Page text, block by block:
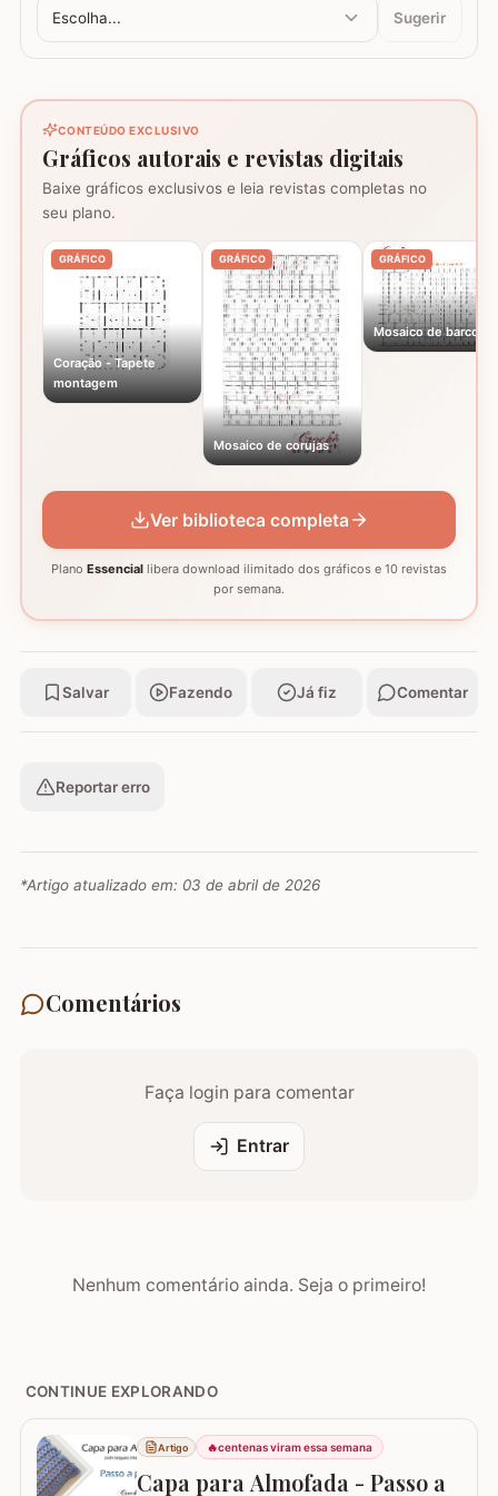
Escolha... Sugerir
CONTEÚDO EXCLUSIVO
Gráficos autorais e revistas digitais
Baixe gráficos exclusivos e leia revistas completas no
seu plano.
GRÁFICO
Coração - Tapete
montagem
GRÁFICO
Mosaico de corujas
GRÁFICO
Mosaico de barcos
Ver biblioteca completa
Plano Essencial libera download ilimitado dos gráficos e 10 revistas
por semana.
Salvar Fazendo Já fiz Comentar
Reportar erro
*Artigo atualizado em: 03 de abril de 2026
Comentários
Faça login para comentar
Entrar
Nenhum comentário ainda. Seja o primeiro!
CONTINUE EXPLORANDO
Artigo 🔥centenas viram essa semana
Capa para Almofada - Passo a